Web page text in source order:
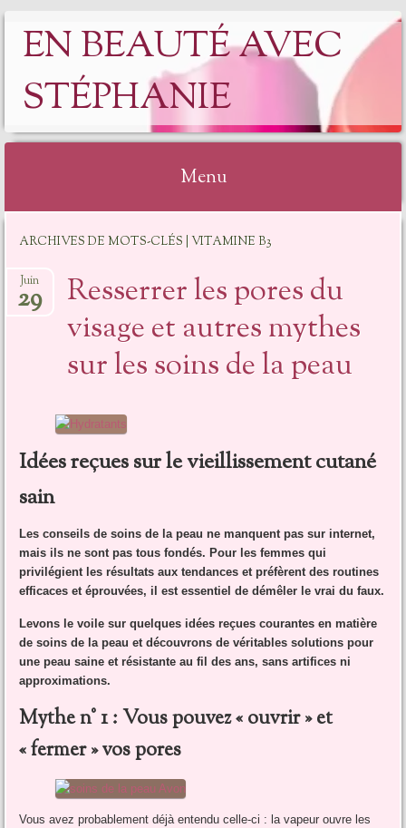
EN BEAUTÉ AVEC
STÉPHANIE
Menu
ARCHIVES DE MOTS-CLÉS | VITAMINE B3
Resserrer les pores du
visage et autres mythes
sur les soins de la peau
Juin
29
Idées reçues sur le vieillissement cutané
sain
Les conseils de soins de la peau ne manquent pas sur internet,
mais ils ne sont pas tous fondés. Pour les femmes qui
privilégient les résultats aux tendances et préfèrent des routines
efficaces et éprouvées, il est essentiel de démêler le vrai du faux.
Levons le voile sur quelques idées reçues courantes en matière
de soins de la peau et découvrons de véritables solutions pour
une peau saine et résistante au fil des ans, sans artifices ni
approximations.
Mythe n° 1 : Vous pouvez « ouvrir » et
« fermer » vos pores
Vous avez probablement déjà entendu celle-ci : la vapeur ouvre les